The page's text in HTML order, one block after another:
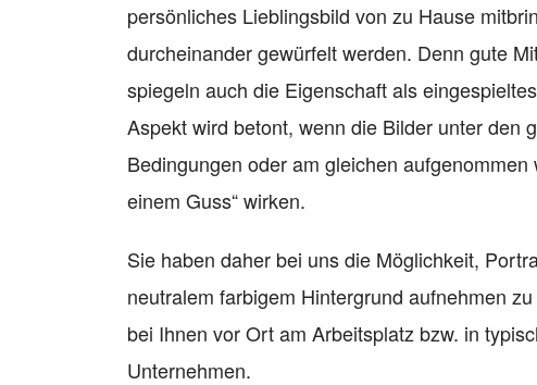
persönliches Lieblingsbild von zu Hause
durcheinander gewürfelt werden. Denn gute
spiegeln auch die Eigenschaft als
Aspekt wird betont, wenn die Bilder unter den
Bedingungen oder am gleichen aufgenommen
einem Guss“ wirken.
Sie haben daher bei uns die Möglichkeit,
neutralem farbigem Hintergrund aufnehmen
bei Ihnen vor Ort am Arbeitsplatz bzw. in
Unternehmen.